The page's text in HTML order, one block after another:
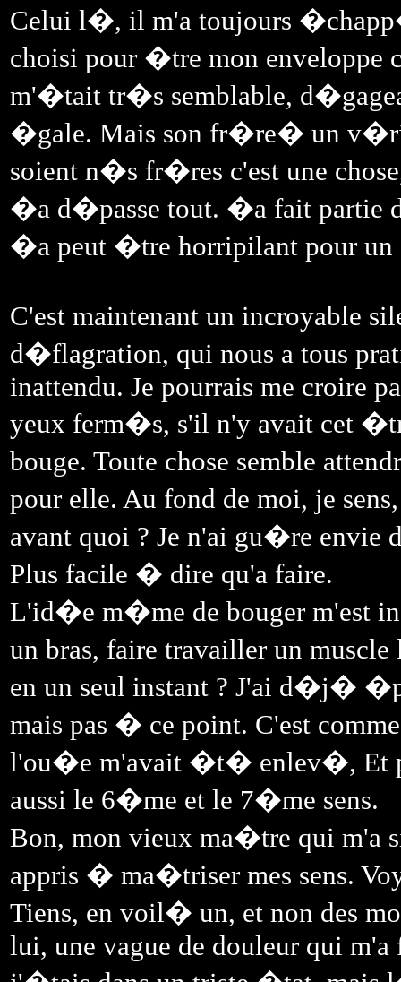
Celui l�, il m'a toujours
choisi pour �tre mon enveloppe
m'�tait tr�s semblable,
�gale. Mais son fr�re� un
soient n�s fr�res c'est une
�a d�passe tout. �a fait partie
�a peut �tre horripilant pour un
C'est maintenant un incroyable
d�flagration, qui nous a tous
inattendu. Je pourrais me croire
yeux ferm�s, s'il n'y avait cet
bouge. Toute chose semble
pour elle. Au fond de moi, je
avant quoi ? Je n'ai gu�re envie
Plus facile � dire qu'a faire.
L'id�e m�me de bouger m'est
un bras, faire travailler un
en un seul instant ? J'ai d�j�
mais pas � ce point. C'est
l'ou�e m'avait �t� enlev�, Et
aussi le 6�me et le 7�me sens.
Bon, mon vieux ma�tre qui m'a
appris � ma�triser mes sens.
Tiens, en voil� un, et non des
lui, une vague de douleur qui m'a